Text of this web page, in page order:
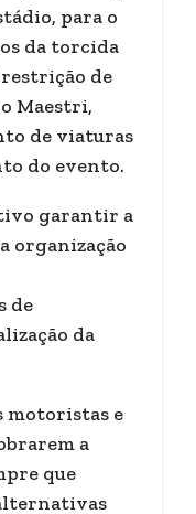
para o
da torcida
de
Maestri,
de viaturas
do evento.
garantir a
organização
de
da
motoristas e
a
que